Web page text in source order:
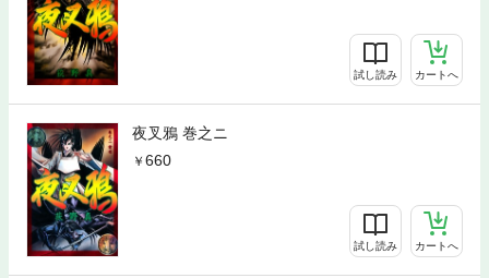
試し読み カートへ
夜叉鴉 巻之ニ
660
試し読み カートへ